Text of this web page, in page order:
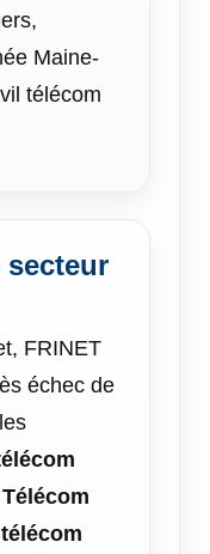
Maine-
télécom
FRINET
échec de